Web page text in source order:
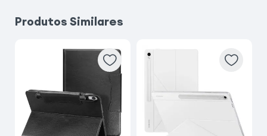
Produtos Similares